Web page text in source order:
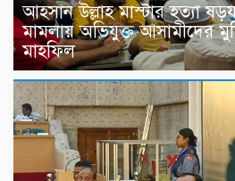
আহসান উল্লাহ মাস্টার হত্যা
মামলায় অভিযুক্ত আসামীদের
মাহফিল